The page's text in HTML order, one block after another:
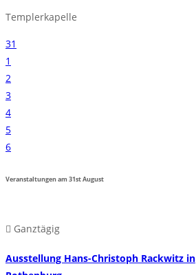
Templerkapelle
31
1
2
3
4
5
6
Veranstaltungen am31stAugust
Ganztägig
Ausstellung Hans-Christoph Rackwitz in